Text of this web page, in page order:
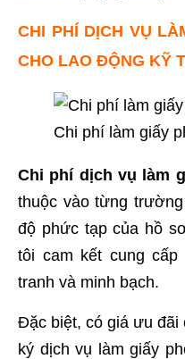
CHI PHÍ DỊCH VỤ
CHO LAO ĐỘNG KỸ
Chi phí làm giấy
Chi phí dịch vụ làm
thuộc vào từng
độ phức tạp của hồ
tôi cam kết cung
tranh và minh bạch.
Đặc biệt, có giá ưu đãi
ký dịch vụ làm giấy